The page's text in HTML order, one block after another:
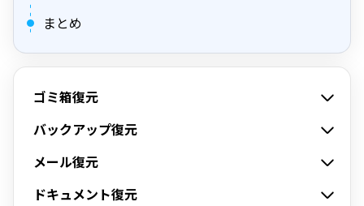
まとめ
ゴミ箱復元
バックアップ復元
メール復元
ドキュメント復元